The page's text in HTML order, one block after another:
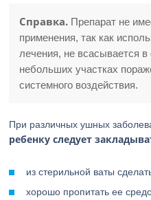
Справка. Препарат не
применения, так как
лечения, не всасывается
небольших участках
системного воздействия.
При различных ушных
ребенку следует
из стерильной ваты
хорошо пропитать ее